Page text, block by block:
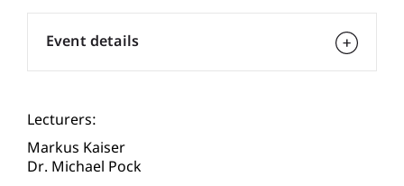
Lecturers:
Markus Kaiser
Dr. Michael Pock
Event details